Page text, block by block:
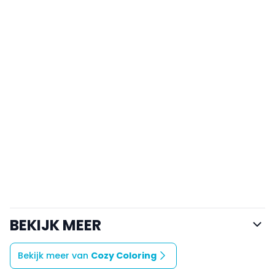
BEKIJK MEER
Bekijk meer van Cozy Coloring